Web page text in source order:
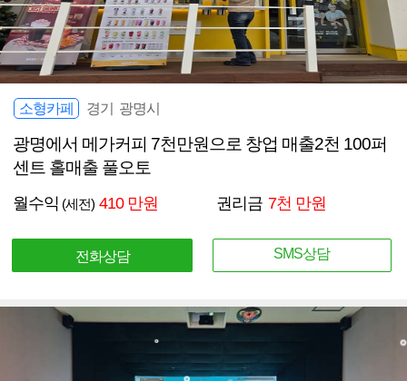
소형카페 경기 광명시
광명에서 메가커피 7천만원으로 창업 매출2천 100퍼
센트 홀매출 풀오토
월수익 (세전) 410 만원 권리금 7천 만원
전화상담 SMS상담